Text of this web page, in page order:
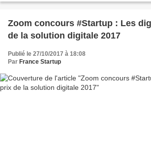
Zoom concours #Startup : Les
de la solution digitale 2017
Publié le 27/10/2017 à 18:08
Par France Startup